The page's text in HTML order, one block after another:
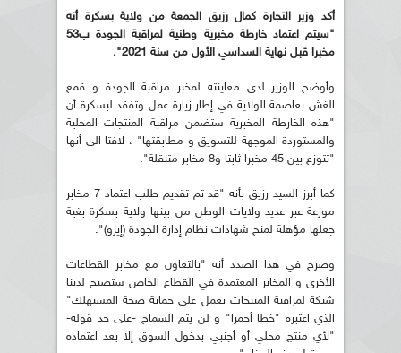
أكد وزير التجارة كمال رزيق الجمعة من ولاية بسكرة أنه
"سيتم اعتماد خارطة مخبرية وطنية لمراقبة الجودة ب53
مخبرا قبل نهاية السداسي الأول من سنة 2021".
وأوضح الوزير لدى معاينته لمخبر مراقبة الجودة و قمع
الغش بعاصمة الولاية في إطار زيارة عمل وتفقد لبسكرة أن
"هذه الخارطة المخبرية ستضمن مراقبة المنتجات المحلية
والمستوردة الموجهة للتسويق و مطابقتها" ، لافتا الى أنها
"تتوزع بين 45 مخبرا ثابتا و8 مخابر متنقلة".
كما أبرز السيد رزيق بأنه "قد تم تقديم طلب اعتماد 7 مخابر
موزعة عبر عديد ولايات الوطن من بينها ولاية بسكرة بغية
جعلها مؤهلة لمنح شهادات نظام إدارة الجودة (إيزو)".
وصرح في هذا الصدد أنه "بالتعاون مع مخابر القطاعات
الأخرى و المخابر المعتمدة في القطاع الخاص ستصبح لدينا
شبكة لمراقبة المنتجات تعمل على حماية صحة المستهلك"
الذي اعتبره "خطا أحمرا" و لن يتم السماح -على حد قوله-
"لأي منتج محلي أو أجنبي بدخول السوق إلا بعد اعتماده